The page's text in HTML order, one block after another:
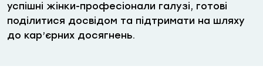
успішні жінки-професіонали галузі, готові
поділитися досвідом та підтримати на шляху
до кар’єрних досягнень.